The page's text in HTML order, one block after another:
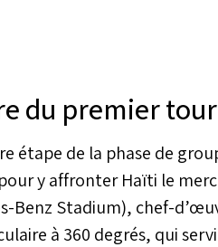
du premier
étape de la phase de
y affronter Haïti le
Benz Stadium), chef-
à 360 degrés, qui